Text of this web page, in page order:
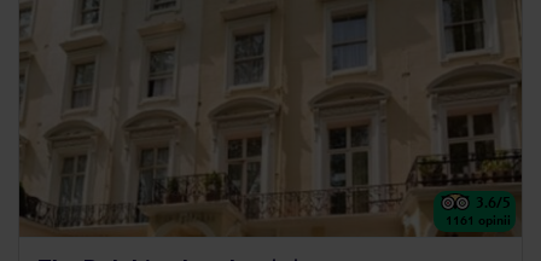
3.6/5
1161 opinii